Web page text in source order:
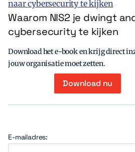
Waarom NIS2 je dwingt
cybersecurity te kijken
Download het e-book en krijg direct
jouw organisatie moet zetten.
Download nu
E-mailadres: